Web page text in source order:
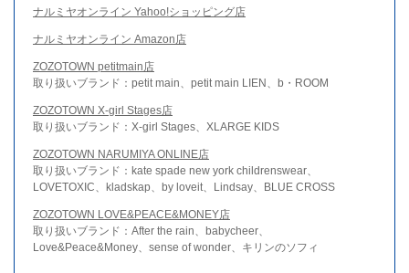
ナルミヤオンライン Yahoo!ショッピング店
ナルミヤオンライン Amazon店
ZOZOTOWN petitmain店
取り扱いブランド：petit main、petit main LIEN、b・ROOM
ZOZOTOWN X-girl Stages店
取り扱いブランド：X-girl Stages、XLARGE KIDS
ZOZOTOWN NARUMIYA ONLINE店
取り扱いブランド：kate spade new york childrenswear、
LOVETOXIC、kladskap、by loveit、Lindsay、BLUE CROSS
ZOZOTOWN LOVE&PEACE&MONEY店
取り扱いブランド：After the rain、babycheer、
Love&Peace&Money、sense of wonder、キリンのソフィ